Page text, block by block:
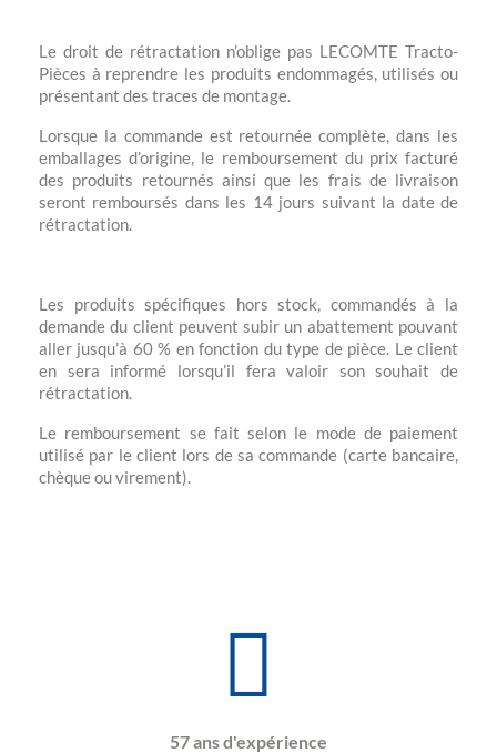
Le droit de rétractation n’oblige pas LECOMTE Tracto-
Pièces à reprendre les produits endommagés, utilisés ou
présentant des traces de montage.
Lorsque la commande est retournée complète, dans les
emballages d’origine, le remboursement du prix facturé
des produits retournés ainsi que les frais de livraison
seront remboursés dans les 14 jours suivant la date de
rétractation.
Les produits spécifiques hors stock, commandés à la
demande du client peuvent subir un abattement pouvant
aller jusqu’à 60 % en fonction du type de pièce. Le client
en sera informé lorsqu’il fera valoir son souhait de
rétractation.
Le remboursement se fait selon le mode de paiement
utilisé par le client lors de sa commande (carte bancaire,
chèque ou virement).
57 ans d'expérience